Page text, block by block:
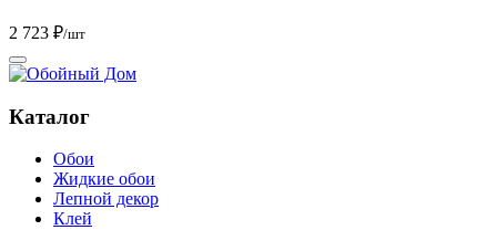
2 723 ₽/шт
Каталог
Обои
Жидкие обои
Лепной декор
Клей